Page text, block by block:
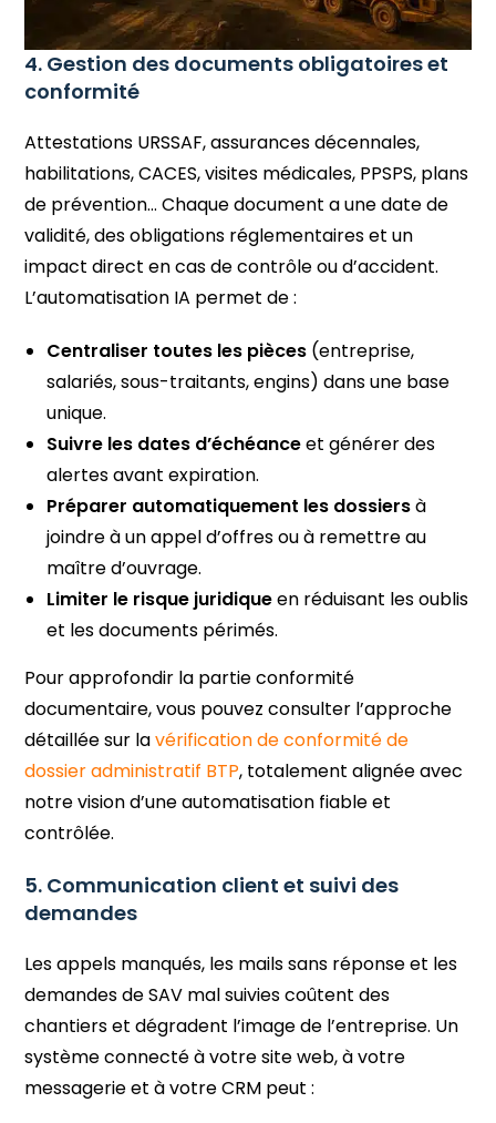
4. Gestion des documents obligatoires et
conformité
Attestations URSSAF, assurances décennales,
habilitations, CACES, visites médicales, PPSPS, plans
de prévention… Chaque document a une date de
validité, des obligations réglementaires et un
impact direct en cas de contrôle ou d’accident.
L’automatisation IA permet de :
Centraliser toutes les pièces (entreprise,
salariés, sous-traitants, engins) dans une base
unique.
Suivre les dates d’échéanceet générer des
alertes avant expiration.
Préparer automatiquement les dossiersà
joindre à un appel d’offres ou à remettre au
maître d’ouvrage.
Limiter le risque juridiqueen réduisant les oublis
et les documents périmés.
Pour approfondir la partie conformité
documentaire, vous pouvez consulter l’approche
détaillée sur lavérification de conformité de
dossier administratif BTP, totalement alignée avec
notre vision d’une automatisation fiable et
contrôlée.
5. Communication client et suivi des
demandes
Les appels manqués, les mails sans réponse et les
demandes de SAV mal suivies coûtent des
chantiers et dégradent l’image de l’entreprise. Un
système connecté à votre site web, à votre
messagerie et à votre CRM peut :